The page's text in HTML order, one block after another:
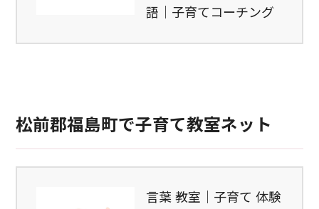
語｜子育てコーチング
松前郡福島町で子育て教室ネット
言葉 教室｜子育て 体験